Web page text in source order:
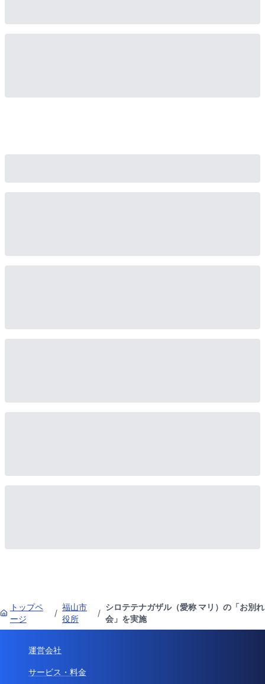
トップペ
ージ
/
福山市
役所
/
シロテテナガザル（愛称 マリ）の「お別れ
会」を実施
運営会社
サービス・料金